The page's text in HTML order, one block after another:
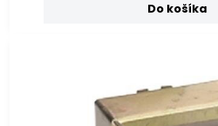
Do košíka